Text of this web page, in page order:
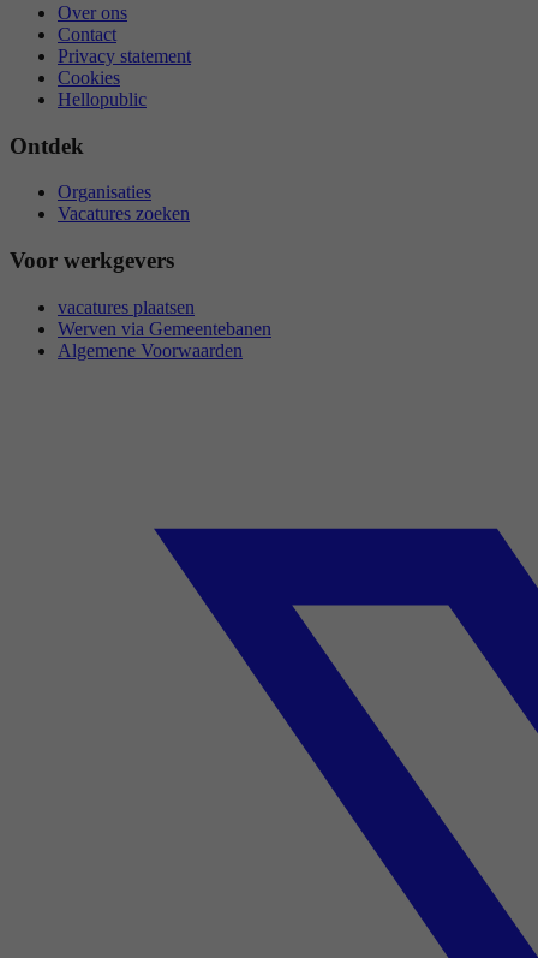
Over ons
Contact
Privacy statement
Cookies
Hellopublic
Ontdek
Organisaties
Vacatures zoeken
Voor werkgevers
vacatures plaatsen
Werven via Gemeentebanen
Algemene Voorwaarden